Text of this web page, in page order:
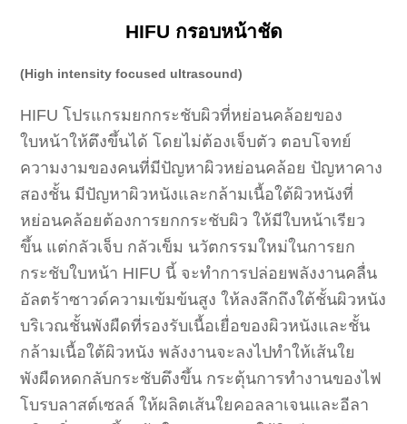
HIFU กรอบหน้าชัด
(High intensity focused ultrasound)
HIFU โปรแกรมยกกระชับผิวที่หย่อนคล้อยของ
ใบหน้าให้ตึงขึ้นได้ โดยไม่ต้องเจ็บตัว ตอบโจทย์
ความงามของคนที่มีปัญหาผิวหย่อนคล้อย ปัญหาคาง
สองชั้น มีปัญหาผิวหนังและกล้ามเนื้อใต้ผิวหนังที่
หย่อนคล้อยต้องการยกกระชับผิว ให้มีใบหน้าเรียว
ขึ้น แต่กลัวเจ็บ กลัวเข็ม นวัตกรรมใหม่ในการยก
กระชับใบหน้า HIFU นี้ จะทำการปล่อยพลังงานคลื่น
อัลตร้าซาวด์ความเข้มข้นสูง ให้ลงลึกถึงใต้ชั้นผิวหนัง
บริเวณชั้นพังผืดที่รองรับเนื้อเยื่อของผิวหนังและชั้น
กล้ามเนื้อใต้ผิวหนัง พลังงานจะลงไปทำให้เส้นใย
พังผืดหดกลับกระชับตึงขึ้น กระตุ้นการทำงานของไฟ
โบรบลาสต์เซลล์ ให้ผลิตเส้นใยคอลลาเจนและอีลา